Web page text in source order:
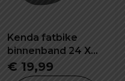
Kenda fatbike
binnenband 24 X
4.0 inch K1188
€ 19,99